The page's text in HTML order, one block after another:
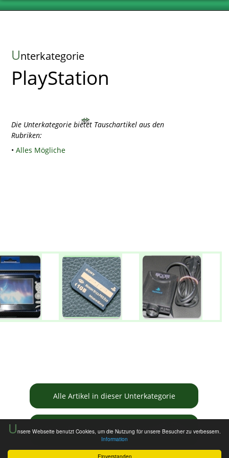
Einverstanden
Unsere Webseite benutzt Cookies, um die Nutzung für unsere Besucher zu verbessern.
Information
Unterkategorie
PlayStation
Die Unterkategorie bietet Tauschartikel aus den
Rubriken:
•Alles Mögliche
Alle Artikel in dieser Unterkategorie
Informationen zur Tauschbörse